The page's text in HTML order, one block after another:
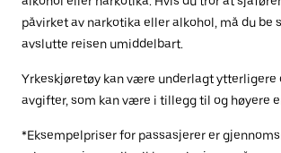
påvirket av narkotika eller alkohol, må du be
avslutte reisen umiddelbart.
Yrkeskjøretøy kan være underlagt ytterligere
avgifter, som kan være i tillegg til og høyere
*Eksempelpriser for passasjerer er